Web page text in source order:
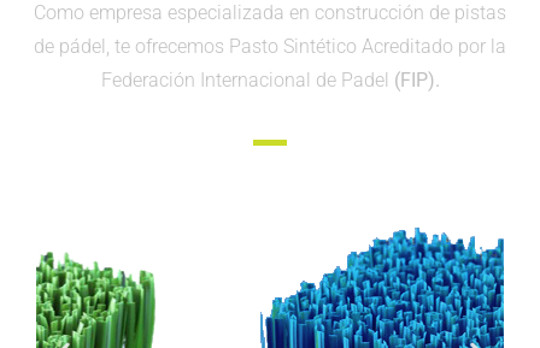
Como empresa especializada en construcción de pistas
de pádel, te ofrecemos Pasto Sintético Acreditado por la
Federación Internacional de Padel (FIP).